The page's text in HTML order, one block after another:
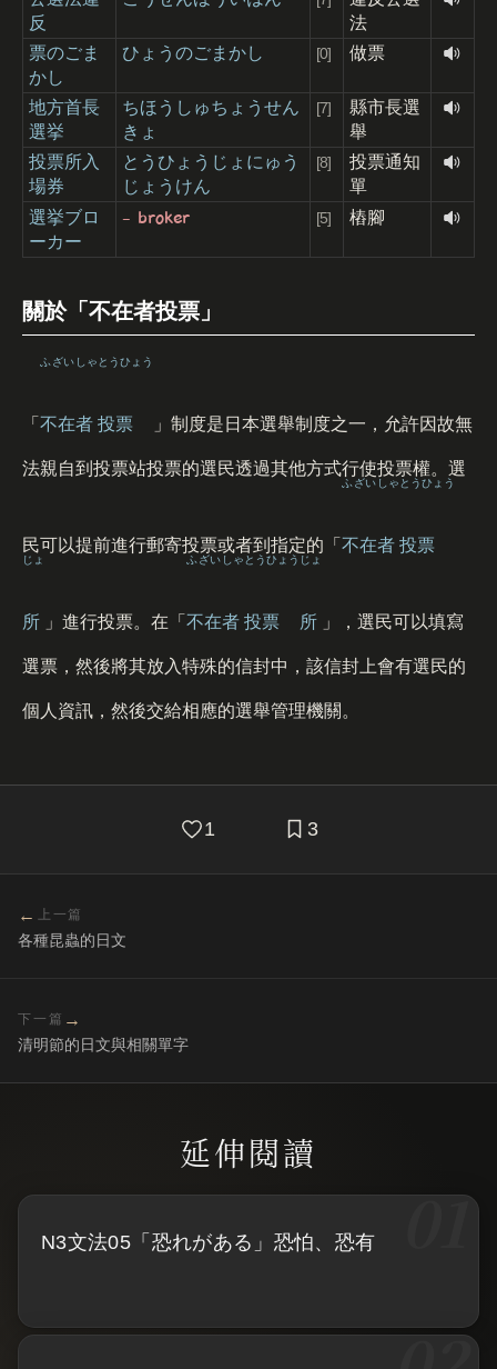
反
法
票のごま
かし
ひょうのごまかし [0] 做票
地方首長
選挙
ちほうしゅちょうせん
きょ
[7]
縣市長選
舉
投票所入
場券
とうひょうじょにゅう
じょうけん
[8]
投票通知
單
選挙ブロ
ーカー
- broker [5] 樁腳
關於「不在者投票」
「 不在
ふざい
者
しゃ
投票
とうひょう
」制度是日本選舉制度之一，允許因故無
法親自到投票站投票的選民透過其他方式行使投票權。選
民可以提前進行郵寄投票或者到指定的「 不在
ふざい
者
しゃ
投票
とうひょう
所
じょ
」進行投票。在「 不在
ふざい
者
しゃ
投票
とうひょう
所
じょ
」，選民可以填寫
選票，然後將其放入特殊的信封中，該信封上會有選民的
個人資訊，然後交給相應的選舉管理機關。
1 3
← 上一篇
各種昆蟲的日文
下一篇 →
清明節的日文與相關單字
N3文法05「恐れがある」恐怕、恐有